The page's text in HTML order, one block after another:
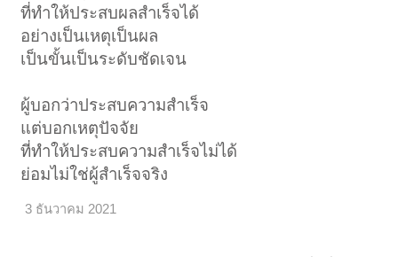
ที่ทำให้ประสบผลสำเร็จได้
อย่างเป็นเหตุเป็นผล
เป็นขั้นเป็นระดับชัดเจน
ผู้บอกว่าประสบความสำเร็จ
แต่บอกเหตุปัจจัย
ที่ทำให้ประสบความสำเร็จไม่ได้
ย่อมไม่ใช่ผู้สำเร็จจริง
3 ธันวาคม 2021